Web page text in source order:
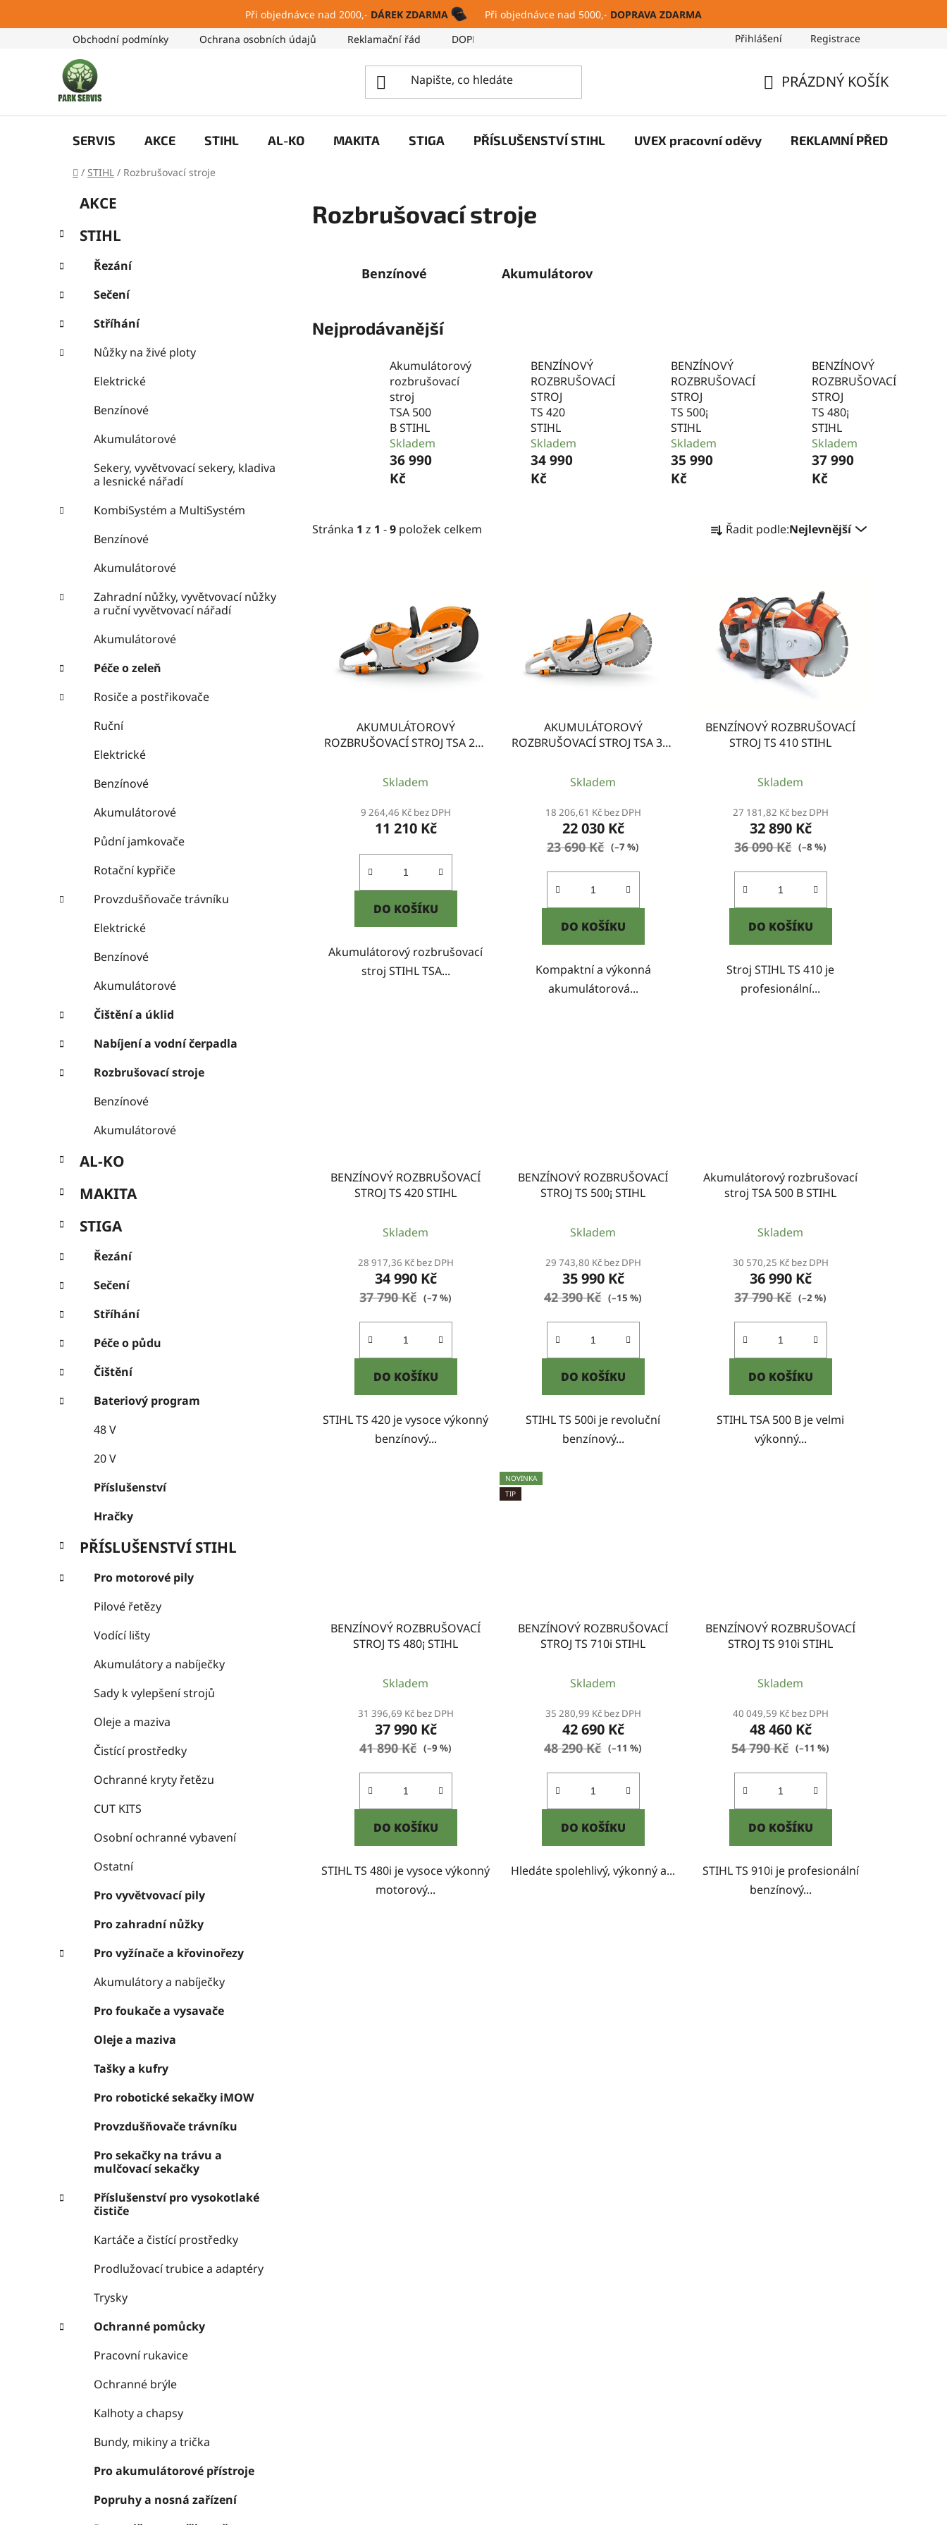
Při objednávce nad 2000,- DÁREK ZDARMA Při objednávce nad 5000,- DOPRAVA ZDARMA
Obchodní podmínky Ochrana osobních údajů Reklamační řád DOPRAVA A PLATBA Přihlášení Registrace
KOŠÍK
PRÁZDNÝ KOŠÍK
SERVIS AKCE STIHL AL-KO MAKITA STIGA PŘÍSLUŠENSTVÍ STIHL UVEX pracovní oděvy REKLAMNÍ PŘEDMĚTY
Domů
/ STIHL / Rozbrušovací stroje
s
r
n
n
p
kategorie
e
o
i
e
AKCE
STIHL
Řezání
Sečení
Stříhání
Nůžky na živé ploty
Elektrické
Benzínové
Akumulátorové
Sekery, vyvětvovací sekery, kladiva
a lesnické nářadí
KombiSystém a MultiSystém
Benzínové
Akumulátorové
Zahradní nůžky, vyvětvovací nůžky
a ruční vyvětvovací nářadí
Akumulátorové
Péče o zeleň
Rosiče a postřikovače
Ruční
Elektrické
Benzínové
Akumulátorové
Půdní jamkovače
Rotační kypřiče
Provzdušňovače trávníku
Elektrické
Benzínové
Akumulátorové
Čištění a úklid
Nabíjení a vodní čerpadla
Rozbrušovací stroje
Benzínové
Akumulátorové
AL-KO
MAKITA
STIGA
Řezání
Sečení
Stříhání
Péče o půdu
Čištění
Bateriový program
48 V
20 V
Příslušenství
Hračky
PŘÍSLUŠENSTVÍ STIHL
Pro motorové pily
Pilové řetězy
Vodící lišty
Akumulátory a nabíječky
Sady k vylepšení strojů
Oleje a maziva
Čistící prostředky
Ochranné kryty řetězu
CUT KITS
Osobní ochranné vybavení
Ostatní
Pro vyvětvovací pily
Pro zahradní nůžky
Pro vyžínače a křovinořezy
Akumulátory a nabíječky
Pro foukače a vysavače
Oleje a maziva
Tašky a kufry
Pro robotické sekačky iMOW
Provzdušňovače trávníku
Pro sekačky na trávu a
mulčovací sekačky
Příslušenství pro vysokotlaké
čističe
Kartáče a čistící prostředky
Prodlužovací trubice a adaptéry
Trysky
Ochranné pomůcky
Pracovní rukavice
Ochranné brýle
Kalhoty a chapsy
Bundy, mikiny a trička
Pro akumulátorové přístroje
Popruhy a nosná zařízení
Rozbrušovací stroje
Benzínové Akumulátorové
Nejprodávanější
Akumulátorový
rozbrušovací
stroj
TSA 500
B STIHL
Skladem
36 990
Kč
BENZÍNOVÝ
ROZBRUŠOVACÍ
STROJ
TS 420
STIHL
Skladem
34 990
Kč
BENZÍNOVÝ
ROZBRUŠOVACÍ
STROJ
TS 500¡
STIHL
Skladem
35 990
Kč
BENZÍNOVÝ
ROZBRUŠOVACÍ
STROJ
TS 480¡
STIHL
Skladem
37 990
Kč
Stránka 1 z 1 -9 položek celkem
a
k
t
Řadit podle:Nejlevnější
AKUMULÁTOROVÝ
ROZBRUŠOVACÍ STROJ TSA 230
Skladem
9 264,46 Kč bez DPH
11 210 Kč
DO KOŠÍKU
Akumulátorový rozbrušovací
stroj STIHL TSA...
AKUMULÁTOROVÝ
ROZBRUŠOVACÍ STROJ TSA 300
Skladem
18 206,61 Kč bez DPH
22 030 Kč
23 690 Kč (–7 %)
DO KOŠÍKU
Kompaktní a výkonná
akumulátorová...
BENZÍNOVÝ ROZBRUŠOVACÍ
STROJ TS 410 STIHL
Skladem
27 181,82 Kč bez DPH
32 890 Kč
36 090 Kč (–8 %)
DO KOŠÍKU
Stroj STIHL TS 410 je
profesionální...
BENZÍNOVÝ ROZBRUŠOVACÍ
STROJ TS 420 STIHL
Skladem
28 917,36 Kč bez DPH
34 990 Kč
37 790 Kč (–7 %)
DO KOŠÍKU
STIHL TS 420 je vysoce výkonný
benzínový...
BENZÍNOVÝ ROZBRUŠOVACÍ
STROJ TS 500¡ STIHL
Skladem
29 743,80 Kč bez DPH
35 990 Kč
42 390 Kč (–15 %)
DO KOŠÍKU
STIHL TS 500i je revoluční
benzínový...
Akumulátorový rozbrušovací
stroj TSA 500 B STIHL
Skladem
30 570,25 Kč bez DPH
36 990 Kč
37 790 Kč (–2 %)
DO KOŠÍKU
STIHL TSA 500 B je velmi
výkonný...
BENZÍNOVÝ ROZBRUŠOVACÍ
STROJ TS 480¡ STIHL
Skladem
31 396,69 Kč bez DPH
37 990 Kč
41 890 Kč (–9 %)
DO KOŠÍKU
STIHL TS 480i je vysoce výkonný
motorový...
NOVINKA
TIP
BENZÍNOVÝ ROZBRUŠOVACÍ
STROJ TS 710i STIHL
Skladem
35 280,99 Kč bez DPH
42 690 Kč
48 290 Kč (–11 %)
DO KOŠÍKU
Hledáte spolehlivý, výkonný a...
BENZÍNOVÝ ROZBRUŠOVACÍ
STROJ TS 910i STIHL
Skladem
40 049,59 Kč bez DPH
48 460 Kč
54 790 Kč (–11 %)
DO KOŠÍKU
STIHL TS 910i je profesionální
benzínový...